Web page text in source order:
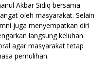
Akbar Sidiq bersama
oleh masyarakat. Selain
juga menyempatkan diri
langsung keluhan
agar masyarakat tetap
pemulihan.